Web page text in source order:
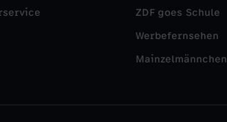
ZDF goes Schule
Werbefernsehen
Mainzelmännchen